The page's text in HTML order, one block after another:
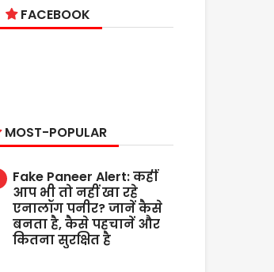
FACEBOOK
MOST-POPULAR
Fake Paneer Alert: कहीं
आप भी तो नहीं खा रहे
एनालॉग पनीर? जानें कैसे
बनता है, कैसे पहचानें और
कितना सुरक्षित है